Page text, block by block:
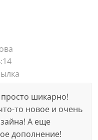
шикарно!
то новое и очень
А еще
дополнение!